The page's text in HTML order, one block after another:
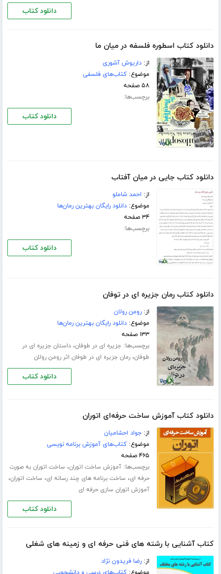
دانلود کتاب
دانلود کتاب اسطوره فلسفه در میان ما
از:داریوش آشوری
موضوع:کتاب‌های فلسفی
۵۸ صفحه
برچسب‌ها:
دانلود کتاب
دانلود کتاب جایی در میان آفتاب
از: احمد شاملو
موضوع:دانلود رایگان بهترین رمان‌ها
۳۴ صفحه
برچسب‌ها:
دانلود کتاب
دانلود کتاب رمان جزیره ای در توفان
از:رومن رولان
موضوع:دانلود رایگان بهترین رمان‌ها
۱۳۳ صفحه
برچسب‌ها: جزیره ای در طوفان،داستان جزیره ای در
طوفان،رمان جزیره ای در طوفان اثر رومن رولان
دانلود کتاب
دانلود کتاب آموزش ساخت حرفه‌ای اتوران
از:جواد احشامیان
موضوع:کتاب‌های آموزش برنامه نویسی
۴۶۵ صفحه
برچسب‌ها:آموزش ساخت اتوران، ساخت اتوران به صورت
حرفه ای، ساخت برنامه های چند رسانه ای، ساخت اتوران،
آموزش اتوران سازی حرفه ای
دانلود کتاب
کتاب آشنایی با رشته های فنی حرفه ای و زمینه های شغلی
از:رضا فریدون نژاد